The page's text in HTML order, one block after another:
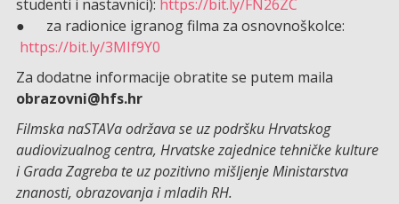
studenti i nastavnici): https://bit.ly/FN26ZC
● za radionice igranog filma za osnovnoškolce:
https://bit.ly/3MIf9Y0
Za dodatne informacije obratite se putem maila
obrazovni@hfs.hr
Filmska naSTAVa održava se uz podršku Hrvatskog
audiovizualnog centra, Hrvatske zajednice tehničke kulture
i Grada Zagreba te uz pozitivno mišljenje Ministarstva
znanosti, obrazovanja i mladih RH.